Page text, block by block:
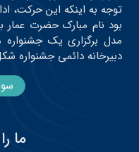
توجه به اینکه این حرکت،
بود نام مبارک حضرت عمار
مدل برگزاری یک جشنواره
دبیرخانه دائمی جشنواره
ما